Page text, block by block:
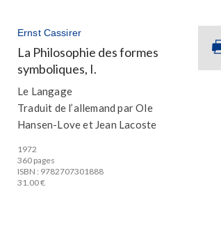
Ernst Cassirer
La Philosophie des formes
symboliques, I.
Le Langage
Traduit de l’allemand par Ole
Hansen-Love et Jean Lacoste
1972
360 pages
ISBN : 9782707301888
31.00 €